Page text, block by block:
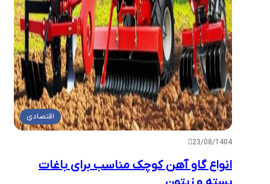
اقتصادی
23/08/1404
انواع گاو آهن کوچک مناسب برای باغات